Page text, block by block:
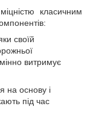
класичним
своїй
витримує
на основу і
під час